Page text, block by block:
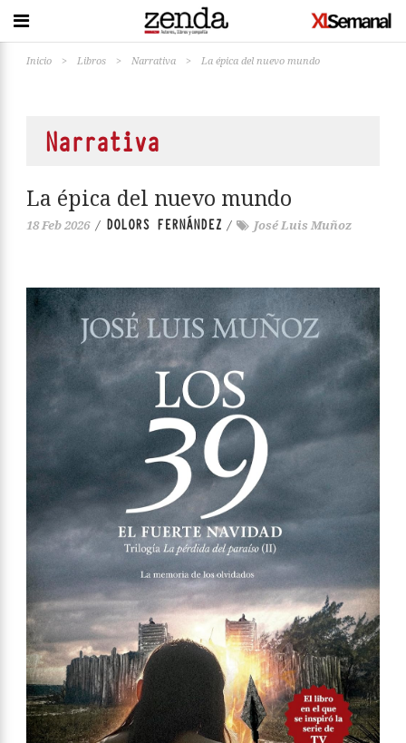
Inicio > Libros > Narrativa > La épica del nuevo mundo
Narrativa
La épica del nuevo mundo
18 Feb 2026 / DOLORS FERNÁNDEZ / José Luis Muñoz